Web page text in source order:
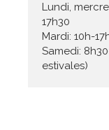
Lundi,
17h30
Mardi: 10h-
Samedi:
estivales)